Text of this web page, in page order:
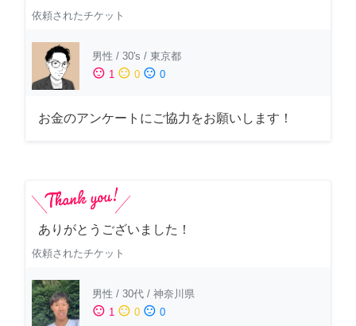
依頼されたチケット
男性 / 30's / 東京都
sentiment_satisfied 1 sentiment_neutral 0 sentiment_dissatisfied 0
お金のアンケートにご協力をお願いします！
ありがとうございました！
依頼されたチケット
男性 / 30代 / 神奈川県
sentiment_satisfied 1 sentiment_neutral 0 sentiment_dissatisfied 0